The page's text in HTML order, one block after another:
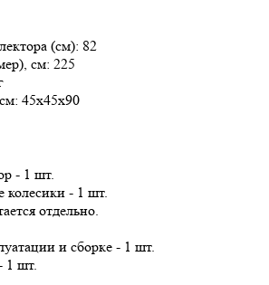
(см): 82
см: 225
45x45x90
- 1 шт.
колесики - 1 шт.
отдельно.
и сборке - 1 шт.
1 шт.